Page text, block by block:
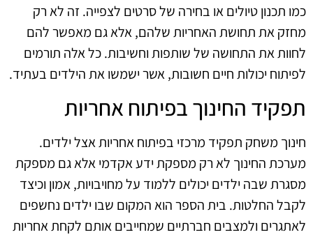
כמו תכנון טיולים או בחירה של סרטים לצפייה. זה לא רק
מחזק את תחושת האחריות שלהם, אלא גם מאפשר להם
לחוות את התחושה של שותפות וחשיבות. כל אלה תורמים
לפיתוח יכולות חיים חשובות, אשר ישמשו את הילדים בעתיד.
תפקיד החינוך בפיתוח אחריות
חינוך משחק תפקיד מרכזי בפיתוח אחריות אצל ילדים.
מערכת החינוך לא רק מספקת ידע אקדמי אלא גם מספקת
מסגרת שבה ילדים יכולים ללמוד על מחויבויות, אמון וכיצד
לקבל החלטות. בית הספר הוא המקום שבו ילדים נחשפים
לאתגרים ולמצבים חברתיים שמחייבים אותם לקחת אחריות